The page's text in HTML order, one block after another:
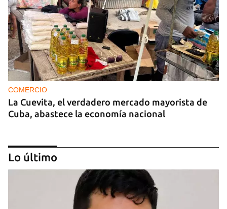
COMERCIO
La Cuevita, el verdadero mercado mayorista de
Cuba, abastece la economía nacional
Lo último